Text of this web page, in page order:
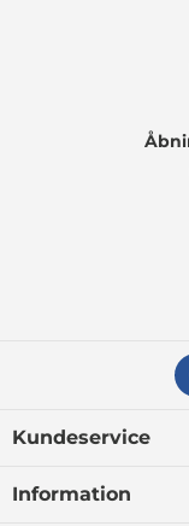
Kundeservice
Information